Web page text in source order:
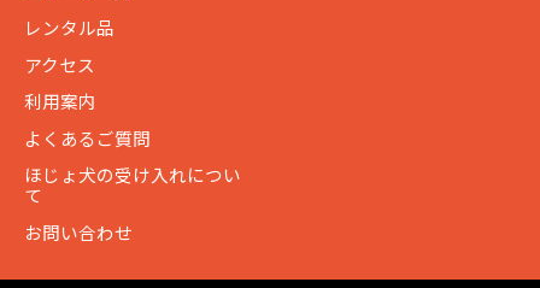
レンタル品
アクセス
利用案内
よくあるご質問
ほじょ犬の受け入れについ
て
お問い合わせ